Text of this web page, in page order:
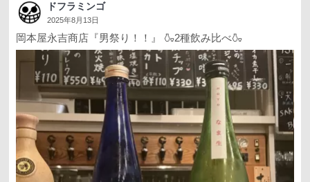
ドフラミンゴ
2025年8月13日
岡本屋永吉商店『男祭り！！』 🍶2種飲み比べ🍶